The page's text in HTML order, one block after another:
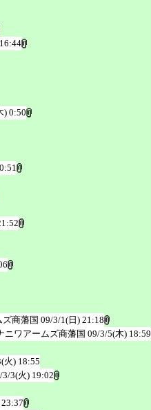
) 0:50
商藩国 09/3/1(日) 21:18
ニワアームズ商藩国 09/3/5(木) 18:59
火) 18:55
3/3(火) 19:02